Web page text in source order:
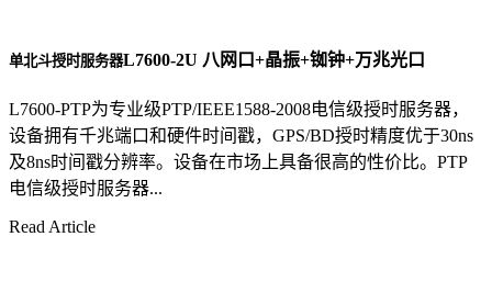
单北斗授时服务器L7600-2U 八网口+晶振+铷钟+万兆光口
L7600-PTP为专业级PTP/IEEE1588-2008电信级授时服务器，
设备拥有千兆端口和硬件时间戳，GPS/BD授时精度优于30ns
及8ns时间戳分辨率。设备在市场上具备很高的性价比。PTP
电信级授时服务器...
Read Article